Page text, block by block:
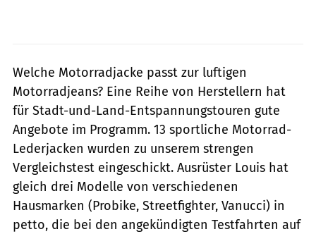
Welche Motorradjacke passt zur luftigen
Motorradjeans? Eine Reihe von Herstellern hat
für Stadt-und-Land-Entspannungstouren gute
Angebote im Programm. 13 sportliche Motorrad-
Lederjacken wurden zu unserem strengen
Vergleichstest eingeschickt. Ausrüster Louis hat
gleich drei Modelle von verschiedenen
Hausmarken (Probike, Streetfighter, Vanucci) in
petto, die bei den angekündigten Testfahrten auf